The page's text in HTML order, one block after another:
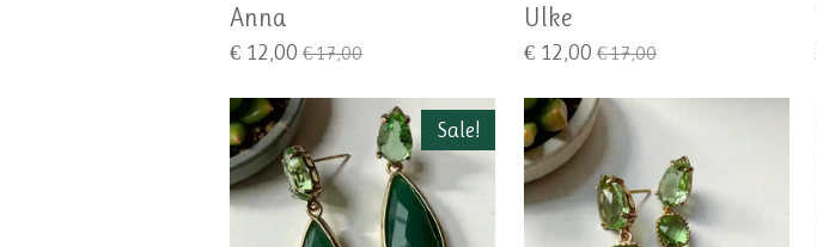
Anna
€ 12,00 € 17,00
Ulke
€ 12,00 € 17,00
Sale!